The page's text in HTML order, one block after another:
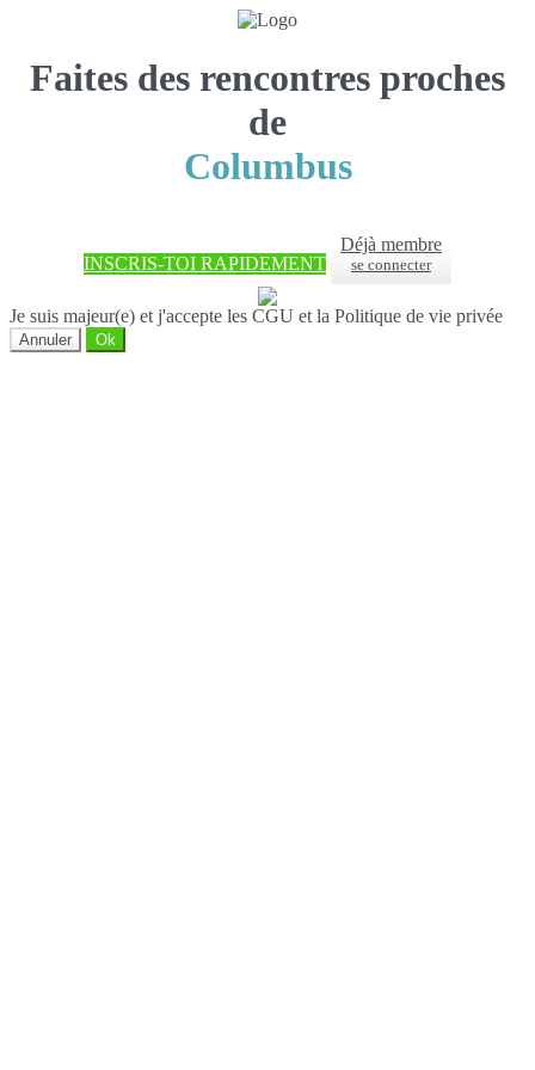
Faites des rencontres proches
de
Columbus
INSCRIS-TOI RAPIDEMENT
Déjà membre
se connecter
Je suis majeur(e) et j'accepte les CGU et la Politique de vie privée
Annuler Ok